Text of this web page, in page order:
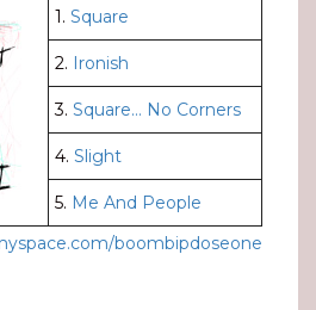
1. Square
2. Ironish
3. Square… No Corners
4. Slight
5. Me And People
boombipdoseone